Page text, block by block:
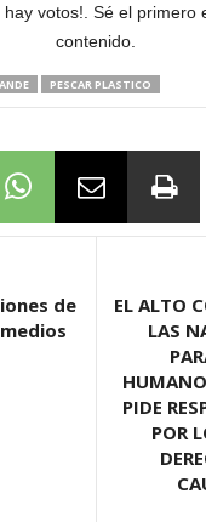
hay votos!. Sé el primero
contenido.
PESCAR PLASTICO
de
EL ALTO
LAS
PIDE
POR